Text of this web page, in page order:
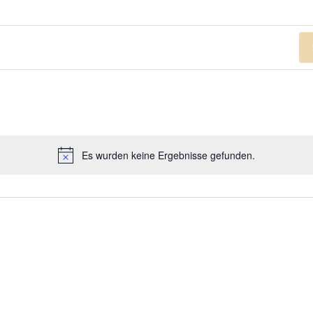
Hinweis
Es wurden keine Ergebnisse gefunden.